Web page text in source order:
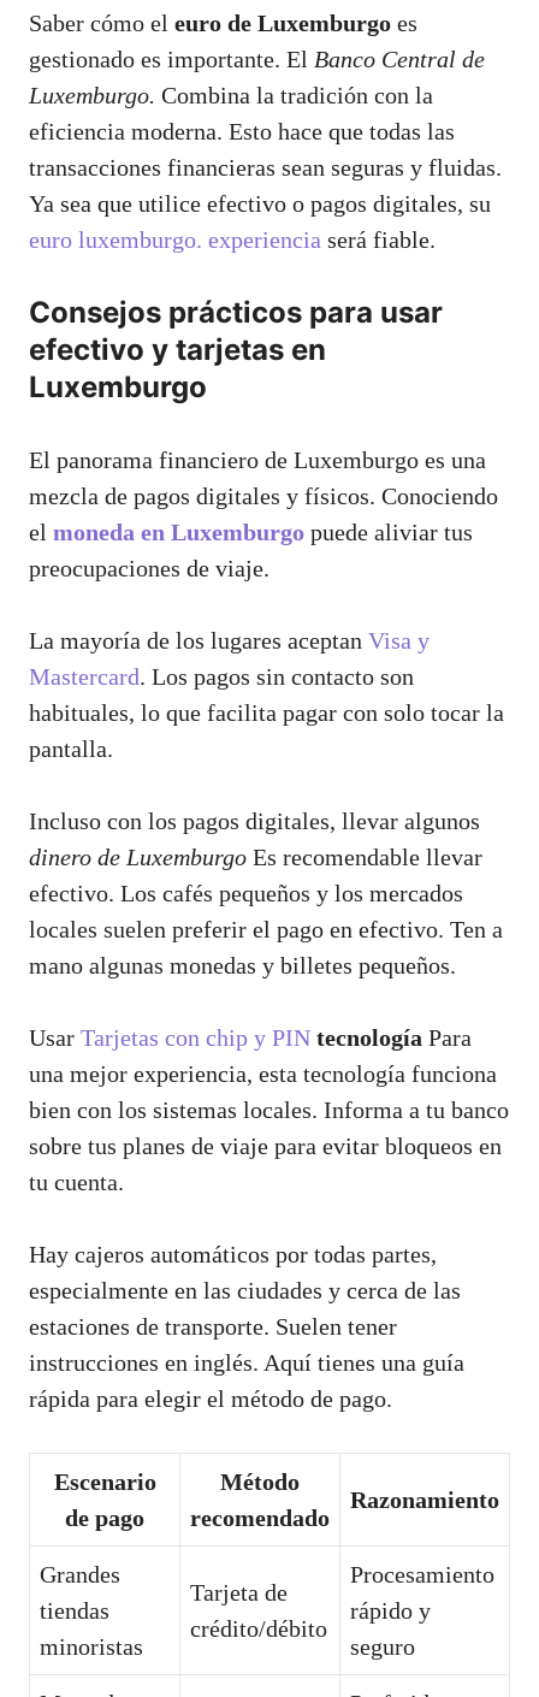
Saber cómo el euro de Luxemburgo es
gestionado es importante. El Banco Central de
Luxemburgo. Combina la tradición con la
eficiencia moderna. Esto hace que todas las
transacciones financieras sean seguras y fluidas.
Ya sea que utilice efectivo o pagos digitales, su
euro luxemburgo. experiencia será fiable.
Consejos prácticos para usar
efectivo y tarjetas en
Luxemburgo
El panorama financiero de Luxemburgo es una
mezcla de pagos digitales y físicos. Conociendo
el moneda en Luxemburgo puede aliviar tus
preocupaciones de viaje.
La mayoría de los lugares aceptan Visa y
Mastercard. Los pagos sin contacto son
habituales, lo que facilita pagar con solo tocar la
pantalla.
Incluso con los pagos digitales, llevar algunos
dinero de Luxemburgo Es recomendable llevar
efectivo. Los cafés pequeños y los mercados
locales suelen preferir el pago en efectivo. Ten a
mano algunas monedas y billetes pequeños.
Usar Tarjetas con chip y PIN tecnología Para
una mejor experiencia, esta tecnología funciona
bien con los sistemas locales. Informa a tu banco
sobre tus planes de viaje para evitar bloqueos en
tu cuenta.
Hay cajeros automáticos por todas partes,
especialmente en las ciudades y cerca de las
estaciones de transporte. Suelen tener
instrucciones en inglés. Aquí tienes una guía
rápida para elegir el método de pago.
Escenario
de pago
Método
recomendado
Razonamiento
Grandes
tiendas
minoristas
Tarjeta de
crédito/débito
Procesamiento
rápido y
seguro